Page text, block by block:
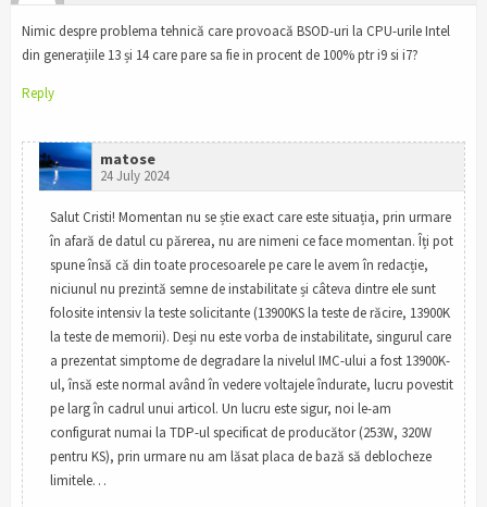
Nimic despre problema tehnică care provoacă BSOD-uri la CPU-urile Intel
din generațiile 13 și 14 care pare sa fie in procent de 100% ptr i9 si i7?
Reply
matose
24 July 2024
Salut Cristi! Momentan nu se știe exact care este situația, prin urmare
în afară de datul cu părerea, nu are nimeni ce face momentan. Îți pot
spune însă că din toate procesoarele pe care le avem în redacție,
niciunul nu prezintă semne de instabilitate și câteva dintre ele sunt
folosite intensiv la teste solicitante (13900KS la teste de răcire, 13900K
la teste de memorii). Deși nu este vorba de instabilitate, singurul care
a prezentat simptome de degradare la nivelul IMC-ului a fost 13900K-
ul, însă este normal având în vedere voltajele îndurate, lucru povestit
pe larg în cadrul unui articol. Un lucru este sigur, noi le-am
configurat numai la TDP-ul specificat de producător (253W, 320W
pentru KS), prin urmare nu am lăsat placa de bază să deblocheze
limitele…